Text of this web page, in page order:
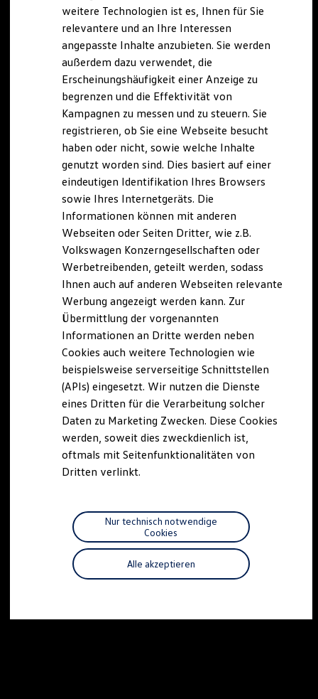
Software und Konnektivität
Die ID. Software 6
ID. Software Versionen und Updates
Digitale Extras
Schnittstellen zu Ihrem ID.
Marke und Erlebnis
Volkswagen R und R Experience
R-Modelle
R Experience
Driving Experience
Volkswagen entdecken
Werkbesichtigung
Lifestyle Shop
T-Roc Kollektion
Golf Kollektion
Volkswagen Kollektion
R-Kollektion
GTI Kollektion
Fußball Drop
we drive football
#wedriveproud
Besitzer und Service
myVolkswagen
Software Updates
Service und Ersatzteile
Inspektion und HU/AU
Reparaturen und Checks
Motorenöl und Flüssigkeiten
Räder und Reifen
Pannen- und Unfallhilfe
Economy Service
Volkswagen Teile
Zubehör
Modellspezifisches Zubehör
Individualisieren
Wallbox und Ladekabel
Digitale Extras
Dienste für Ihr Modell finden
Volkswagen Apps, Login und Shop
Handy und Fahrzeug verbinden
Vorgängermodelle
weitere Technologien ist es, Ihnen für Sie
relevantere und an Ihre Interessen
angepasste Inhalte anzubieten. Sie werden
außerdem dazu verwendet, die
Erscheinungshäufigkeit einer Anzeige zu
begrenzen und die Effektivität von
Kampagnen zu messen und zu steuern. Sie
registrieren, ob Sie eine Webseite besucht
haben oder nicht, sowie welche Inhalte
genutzt worden sind. Dies basiert auf einer
eindeutigen Identifikation Ihres Browsers
sowie Ihres Internetgeräts. Die
Informationen können mit anderen
Webseiten oder Seiten Dritter, wie z.B.
Volkswagen Konzerngesellschaften oder
Werbetreibenden, geteilt werden, sodass
Ihnen auch auf anderen Webseiten relevante
Werbung angezeigt werden kann. Zur
Übermittlung der vorgenannten
Informationen an Dritte werden neben
Cookies auch weitere Technologien wie
beispielsweise serverseitige Schnittstellen
(APIs) eingesetzt. Wir nutzen die Dienste
eines Dritten für die Verarbeitung solcher
Daten zu Marketing Zwecken. Diese Cookies
werden, soweit dies zweckdienlich ist,
oftmals mit Seitenfunktionalitäten von
Dritten verlinkt.
Alle akzeptieren
Nur technisch notwendige
Cookies